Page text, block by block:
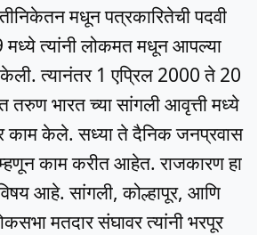
मधून पत्रकारितेची पदवी
त्यांनी लोकमत मधून आपल्या
त्यानंतर 1 एप्रिल 2000 ते 20
भारत च्या सांगली आवृत्ती मध्ये
काम केले. सध्या ते दैनिक जनप्रवास
काम करीत आहेत. राजकारण हा
आहे. सांगली, कोल्हापूर, आणि
मतदार संघावर त्यांनी भरपूर